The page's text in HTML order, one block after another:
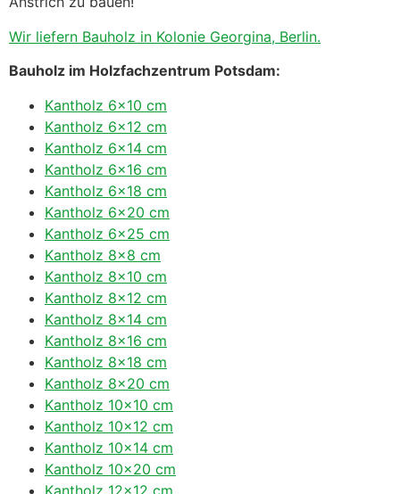
Wir liefern Bauholz in Kolonie Georgina, Berlin.
Bauholz im Holzfachzentrum Potsdam:
Kantholz 6×10 cm
Kantholz 6×12 cm
Kantholz 6×14 cm
Kantholz 6×16 cm
Kantholz 6×18 cm
Kantholz 6×20 cm
Kantholz 6×25 cm
Kantholz 8×8 cm
Kantholz 8×10 cm
Kantholz 8×12 cm
Kantholz 8×14 cm
Kantholz 8×16 cm
Kantholz 8×18 cm
Kantholz 8×20 cm
Kantholz 10×10 cm
Kantholz 10×12 cm
Kantholz 10×14 cm
Kantholz 10×20 cm
Kantholz 12×12 cm